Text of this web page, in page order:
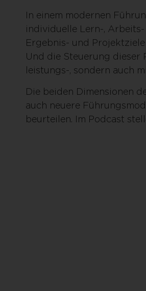
In einem modernen
individuelle Lern-, Arbeits-
Ergebnis- und
Und die Steuerung dieser
leistungs-, sondern auch
Die beiden Dimensionen
auch neuere
beurteilen. Im Podcast